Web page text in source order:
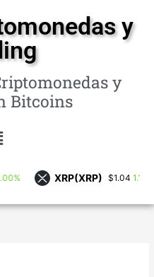
y
y
Bitcoins
XRP(XRP) $1.04 1.10%